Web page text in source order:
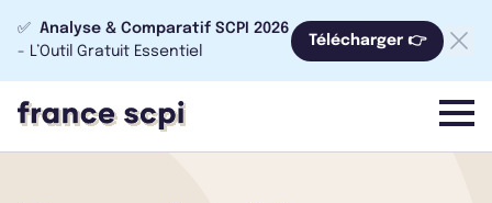
✅ Analyse & Comparatif SCPI 2026
- L’Outil Gratuit Essentiel
Télécharger 👉
menu